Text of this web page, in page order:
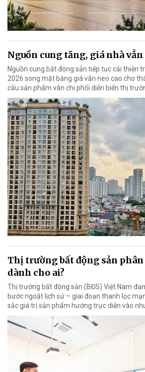
Nguồn cung tăng, giá nhà
Nguồn cung bất động sản tiếp tục cải thiện
2026 song mặt bằng giá vẫn neo cao cho
cấu sản phẩm vẫn chi phối diễn biến thị
Thị trường bất động sản phân
dành cho ai?
Thị trường bất động sản (BĐS) Việt Nam
bước ngoặt lịch sử – giai đoạn thanh lọc
sắc giá trị sản phẩm hướng trực diện vào